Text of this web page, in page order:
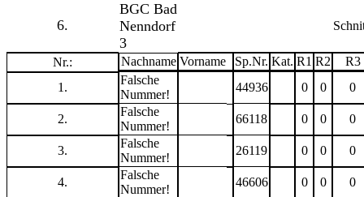
6.
BGC Bad
Nenndorf
3
Nr.: Nachname Vorname Sp.Nr. Kat. R1 R2
R3
1.
Falsche
Nummer!
44936 0 0 0
2.
Falsche
Nummer!
66118 0 0 0
3.
Falsche
Nummer!
26119 0 0 0
4.
Falsche
Nummer!
46606 0 0 0